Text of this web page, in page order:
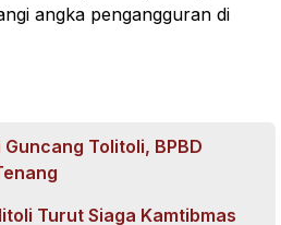
angka pengangguran di
Tolitoli, BPBD
Turut Siaga Kamtibmas